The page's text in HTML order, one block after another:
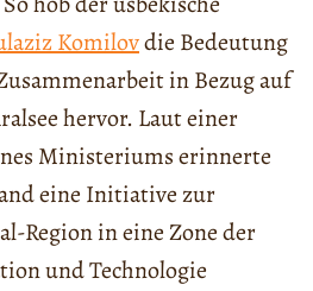
Komilovdie Bedeutung
in Bezug auf
hervor. Laut einer
Ministeriums erinnerte
eine Initiative zur
Region in eine Zone der
und Technologie